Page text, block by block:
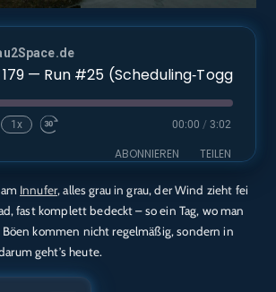
1x 00:00 / 3:02
ABONNIEREN TEILEN
Audible
Deezer
Innufer, alles grau in grau, der Wind zieht fei
fast komplett bedeckt – so ein Tag, wo man
kommen nicht regelmäßig, sondern in
geht’s heute.